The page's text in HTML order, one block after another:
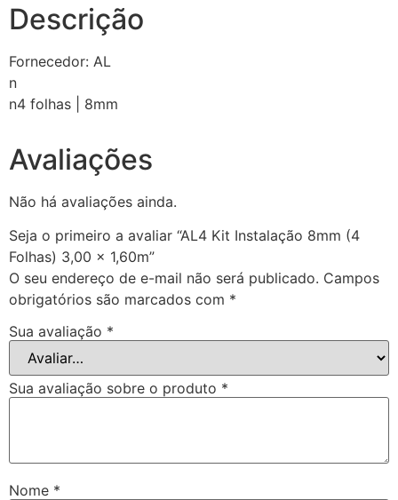
Descrição
Fornecedor: AL
n
n4 folhas | 8mm
Avaliações
Não há avaliações ainda.
Seja o primeiro a avaliar “AL4 Kit Instalação 8mm (4
Folhas) 3,00 x 1,60m”
O seu endereço de e-mail não será publicado. Campos
obrigatórios são marcados com *
Sua avaliação *
Sua avaliação sobre o produto *
Nome *